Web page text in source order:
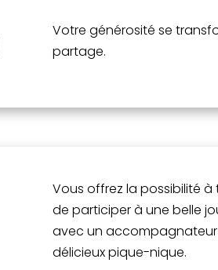
Votre générosité se
partage.
Vous offrez la possibilité à
de participer à une belle
avec un
délicieux pique-nique.